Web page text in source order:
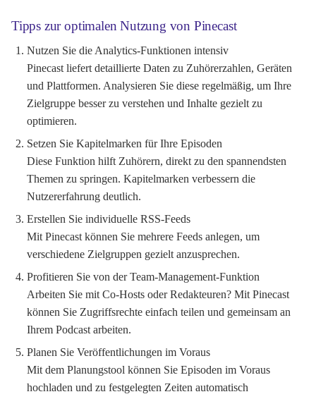
Tipps zur optimalen Nutzung von Pinecast
Nutzen Sie die Analytics-Funktionen intensiv
Pinecast liefert detaillierte Daten zu Zuhörerzahlen, Geräten
und Plattformen. Analysieren Sie diese regelmäßig, um Ihre
Zielgruppe besser zu verstehen und Inhalte gezielt zu
optimieren.
Setzen Sie Kapitelmarken für Ihre Episoden
Diese Funktion hilft Zuhörern, direkt zu den spannendsten
Themen zu springen. Kapitelmarken verbessern die
Nutzererfahrung deutlich.
Erstellen Sie individuelle RSS-Feeds
Mit Pinecast können Sie mehrere Feeds anlegen, um
verschiedene Zielgruppen gezielt anzusprechen.
Profitieren Sie von der Team-Management-Funktion
Arbeiten Sie mit Co-Hosts oder Redakteuren? Mit Pinecast
können Sie Zugriffsrechte einfach teilen und gemeinsam an
Ihrem Podcast arbeiten.
Planen Sie Veröffentlichungen im Voraus
Mit dem Planungstool können Sie Episoden im Voraus
hochladen und zu festgelegten Zeiten automatisch